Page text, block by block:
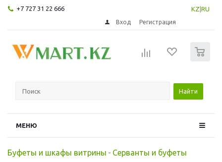
+7 727 31 22 666 KZ RU
Вход Регистрация
Найти
МЕНЮ
Буфеты и шкафы витрины - Серванты и буфеты